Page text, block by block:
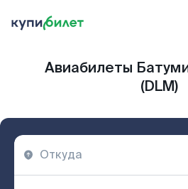
Авиабилеты
(DLM)